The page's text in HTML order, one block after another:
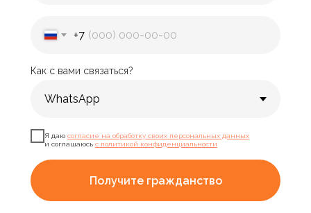
+7
Как с вами связаться?
Я даю согласие на обработку своих персональных данных
и соглашаюсь с политикой конфиденциальности
Получите гражданство